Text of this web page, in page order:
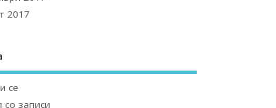
2017
се
со записи